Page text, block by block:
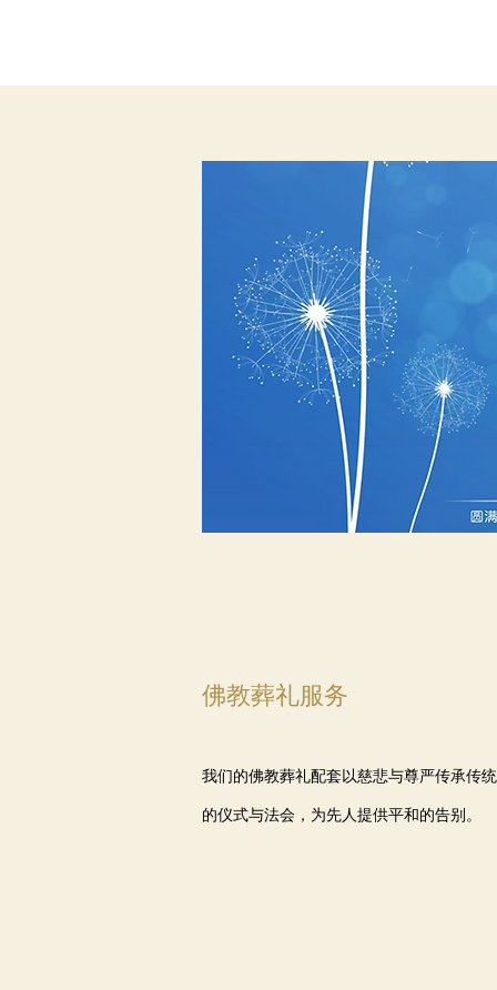
佛教葬礼服务
我们的佛教葬礼配套以慈悲与尊严传承传
的仪式与法会，为先人提供平和的告别。